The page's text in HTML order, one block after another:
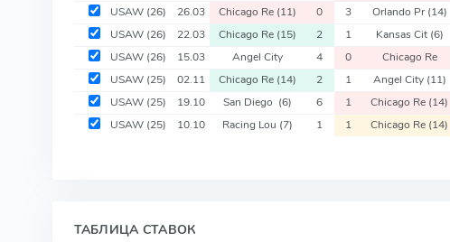
USAW (26) 26.03 Chicago Re (11) 0 3 Orlando Pr(14)
USAW (26) 22.03 Chicago Re (15) 2 1 Kansas Cit (6)
USAW (26) 15.03 Angel City 4 0 Chicago Re
USAW (25) 02.11 Chicago Re (14) 2 1 Angel City (11)
USAW (25) 19.10 San Diego (6) 6 1 Chicago Re (14)
USAW (25) 10.10 Racing Lou (7) 1 1 Chicago Re (14)
ТАБЛИЦА СТАВОК